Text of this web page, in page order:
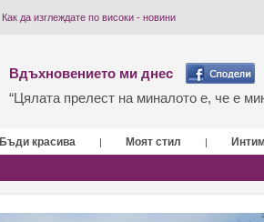
Как да изглеждате по високи - новини
Вдъхновението ми днес
“Цялата прелест на миналото е, че е
Бъди красива | Моят стил |